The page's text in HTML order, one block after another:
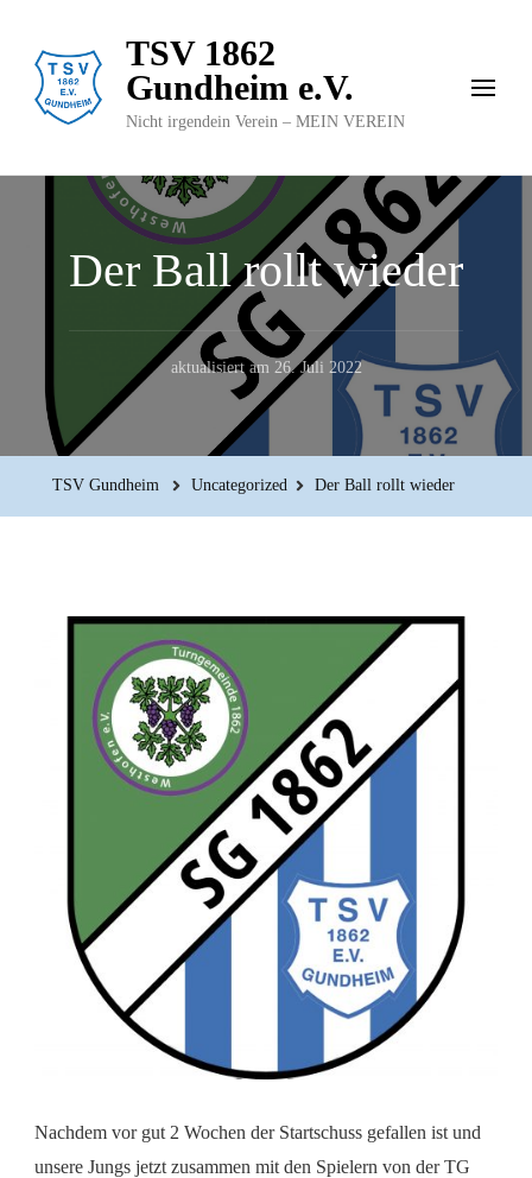
TSV 1862
Gundheim e.V.
Nicht irgendein Verein – MEIN VEREIN
Der Ball rollt wieder
aktualisiert am 26. Juli 2022
TSV Gundheim Uncategorized Der Ball rollt wieder
Nachdem vor gut 2 Wochen der Startschuss gefallen ist und
unsere Jungs jetzt zusammen mit den Spielern von der TG